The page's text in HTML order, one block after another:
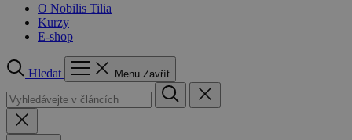
O Nobilis Tilia
Kurzy
E-shop
Hledat Menu Zavřít